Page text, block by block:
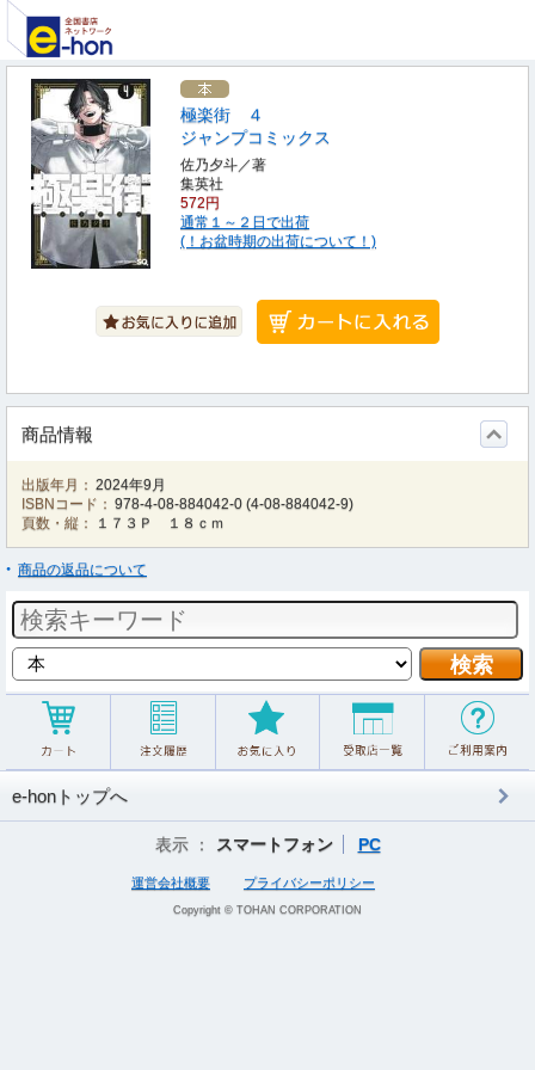
極楽街 ４
ジャンプコミックス
佐乃夕斗／著
集英社
572円
通常１～２日で出荷
(！お盆時期の出荷について！)
商品情報
出版年月： 2024年9月
ISBNコード： 978-4-08-884042-0 (4-08-884042-9)
頁数・縦：
１７３Ｐ １８ｃｍ
商品の返品について
e-honトップへ
表示 ： スマートフォン PC
運営会社概要 プライバシーポリシー
Copyright © TOHAN CORPORATION